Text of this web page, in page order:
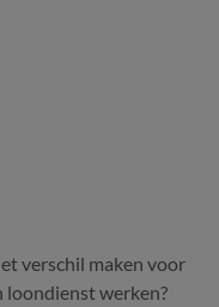
verschil maken voor
werken?